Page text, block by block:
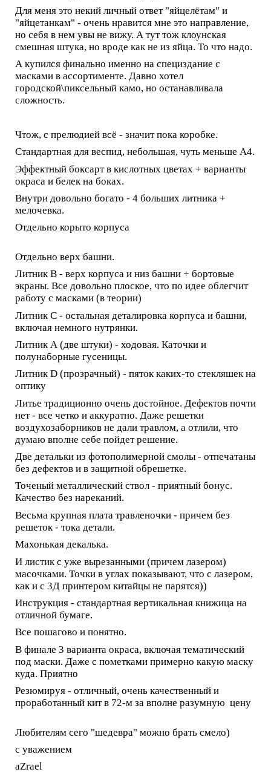
Для меня это некий личный ответ "яйцелётам" и
"яйцетанкам" - очень нравится мне это направление,
но себя в нем увы не вижу. А тут тож клоунская
смешная штука, но вроде как не из яйца. То что надо.
А купился финально именно на специздание с
масками в ассортименте. Давно хотел
городской\пиксельный камо, но останавливала
сложность.
Чтож, с прелюдией всё - значит пока коробке.
Стандартная для веспид, небольшая, чуть меньше А4.
Эффектный боксарт в кислотных цветах + варианты
окраса и белек на боках.
Внутри довольно богато - 4 больших литника +
мелочевка.
Отдельно корыто корпуса
Отдельно верх башни.
Литник В - верх корпуса и низ башни + бортовые
экраны. Все довольно плоское, что по идее облегчит
работу с масками (в теории)
Литник С - остальная деталировка корпуса и башни,
включая немного нутрянки.
Литник А (две штуки) - ходовая. Каточки и
полунаборные гусеницы.
Литник D (прозрачный) - пяток каких-то стекляшек на
оптику
Литье традиционно очень достойное. Дефектов почти
нет - все четко и аккуратно. Даже решетки
воздухозаборников не дали травлом, а отлили, что
думаю вполне себе пойдет решение.
Две детальки из фотополимерной смолы - отпечатаны
без дефектов и в защитной обрешетке.
Точеный металлический ствол - приятный бонус.
Качество без нареканий.
Весьма крупная плата травленочки - причем без
решеток - тока детали.
Махонькая декалька.
И листик с уже вырезанными (причем лазером)
масочками. Точки в углах показывают, что с лазером,
как и с 3Д принтером китайцы не парятся))
Инструкция - стандартная вертикальная книжица на
отличной бумаге.
Все пошагово и понятно.
В финале 3 варианта окраса, включая тематический
под маски. Даже с пометками примерно какую маску
куда. Приятно
Резюмируя - отличный, очень качественный и
проработанный кит в 72-м за вполне разумную цену
Любителям сего "шедевра" можно брать смело)
с уважением
aZrael